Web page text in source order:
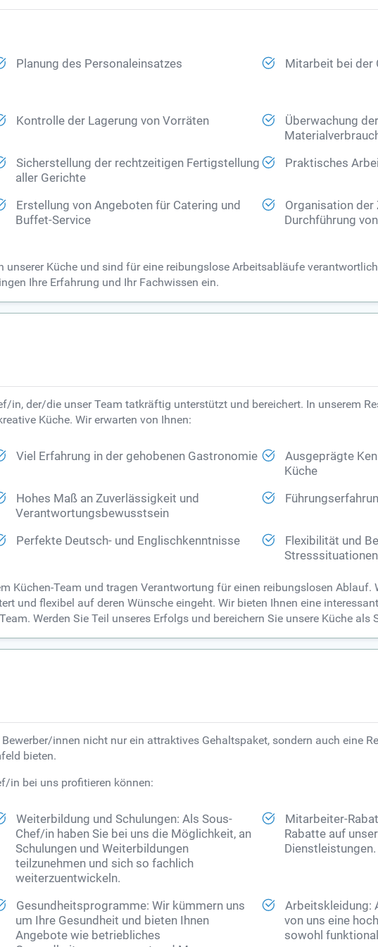
Planung des Personaleinsatzes Mitarbeit bei der
Kontrolle der Lagerung von Vorräten
Überwachung
Sicherstellung der rechtzeitigen Fertigstellung
aller Gerichte
Praktisches
Erstellung von Angeboten für Catering und
Buffet-Service
Organisation der
Durchführung
Küche und sind für eine reibungslose Arbeitsabläufe
Ihre Erfahrung und Ihr Fachwissen ein.
in, der/die unser Team tatkräftig unterstützt und bereichert. In unserem
Küche. Wir erwarten von Ihnen:
Viel Erfahrung in der gehobenen Gastronomie
Ausgeprägte
Küche
Hohes Maß an Zuverlässigkeit und
Verantwortungsbewusstsein
Perfekte Deutsch- und Englischkenntnisse
Flexibilität und
Stresssituationen
Küchen-Team und tragen Verantwortung für einen reibungslosen Ablauf.
und flexibel auf deren Wünsche eingeht. Wir bieten Ihnen eine
Werden Sie Teil unseres Erfolgs und bereichern Sie unsere Küche als
innen nicht nur ein attraktives Gehaltspaket, sondern auch eine
bieten.
in bei uns profitieren können:
Weiterbildung und Schulungen: Als Sous-
Chef/in haben Sie bei uns die Möglichkeit, an
Schulungen und Weiterbildungen
teilzunehmen und sich so fachlich
weiterzuentwickeln.
Mitarbeiter-
Rabatte auf
Dienstleistungen.
Gesundheitsprogramme: Wir kümmern uns
um Ihre Gesundheit und bieten Ihnen
Angebote wie betriebliches
Arbeitskleidung:
von uns eine
sowohl